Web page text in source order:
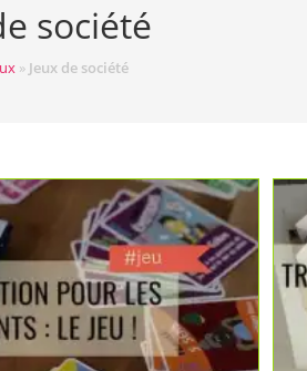
société
» Jeux de société